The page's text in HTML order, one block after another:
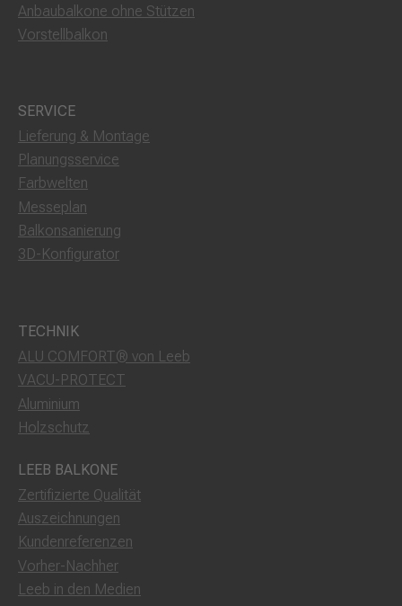
Anbaubalkone ohne Stützen
Vorstellbalkon
SERVICE
Lieferung & Montage
Planungsservice
Farbwelten
Messeplan
Balkonsanierung
3D-Konfigurator
TECHNIK
ALU COMFORT® von Leeb
VACU-PROTECT
Aluminium
Holzschutz
LEEB BALKONE
Zertifizierte Qualität
Auszeichnungen
Kundenreferenzen
Vorher-Nachher
Leeb in den Medien